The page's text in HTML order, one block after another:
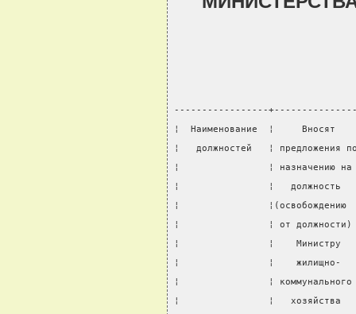
-----------------
¦  Наименование  ¦     Вносят
¦   должностей   ¦ предложения
¦                ¦ назначению на
¦                ¦   должность
¦
¦                ¦ от
¦                ¦    Министру
¦                ¦    жилищно-
¦                ¦
¦                ¦